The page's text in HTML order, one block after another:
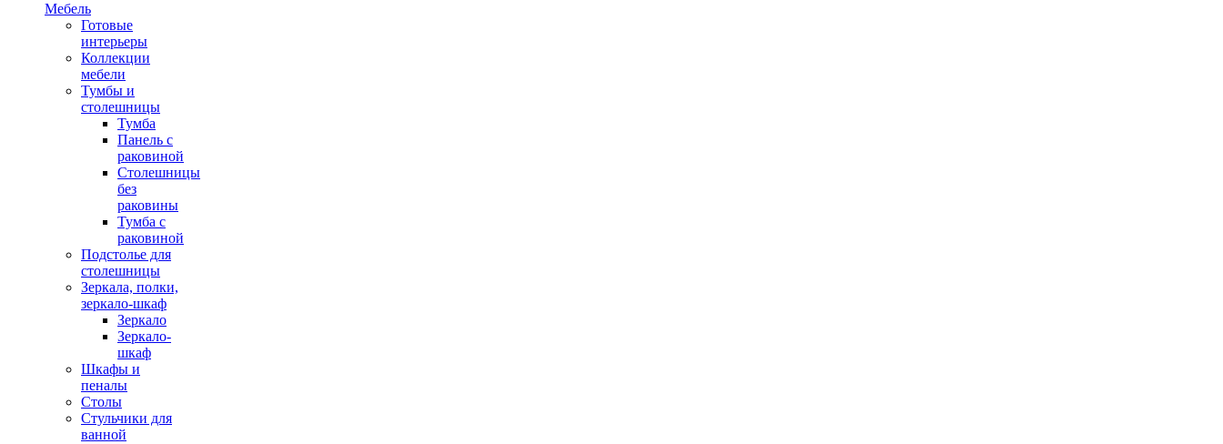
Мебель
Готовые
интерьеры
Коллекции
мебели
Тумбы и
столешницы
Тумба
Панель с
раковиной
Столешницы
без
раковины
Тумба с
раковиной
Подстолье для
столешницы
Зеркала, полки,
зеркало-шкаф
Зеркало
Зеркало-
шкаф
Шкафы и
пеналы
Столы
Стульчики для
ванной